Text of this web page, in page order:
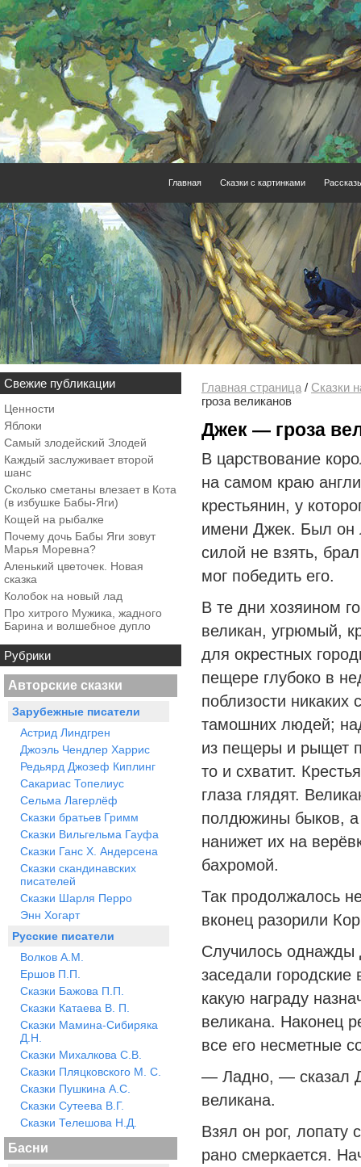
Главная Сказки с картинками
Свежие публикации
Ценности
Яблоки
Самый злодейский Злодей
Каждый заслуживает второй
шанс
Сколько сметаны влезает в Кота
(в избушке Бабы-Яги)
Кощей на рыбалке
Почему дочь Бабы Яги зовут
Марья Моревна?
Аленький цветочек. Новая
сказка
Колобок на новый лад
Про хитрого Мужика, жадного
Барина и волшебное дупло
Рубрики
Авторские сказки
Зарубежные писатели
Астрид Линдгрен
Джоэль Чендлер Харрис
Редьярд Джозеф Киплинг
Сакариас Топелиус
Сельма Лагерлёф
Сказки братьев Гримм
Сказки Вильгельма Гауфа
Сказки Ганс Х. Андерсена
Сказки скандинавских
писателей
Сказки Шарля Перро
Энн Хогарт
Русские писатели
Волков А.М.
Ершов П.П.
Сказки Бажова П.П.
Сказки Катаева В. П.
Сказки Мамина-Сибиряка
Д.Н.
Сказки Михалкова С.В.
Сказки Пляцковского М. С.
Сказки Пушкина А.С.
Сказки Сутеева В.Г.
Сказки Телешова Н.Д.
Басни
Главная страница / Сказки
гроза великанов
Джек — гроза
В царствование
на самом краю
крестьянин, у
имени Джек. Был он
силой не взять,
мог победить его.
В те дни хозяином
великан, угрюмый,
для окрестных
пещере глубоко в
поблизости никаких
тамошних людей;
из пещеры и рыщет
то и схватит.
глаза глядят.
полдюжины быков,
нанижет их на
бахромой.
Так продолжалось
вконец разорили
Случилось однажды
заседали
какую награду
великана. Наконец
все его несметные
— Ладно, — сказал
великана.
Взял он рог, лопату
рано смеркается.